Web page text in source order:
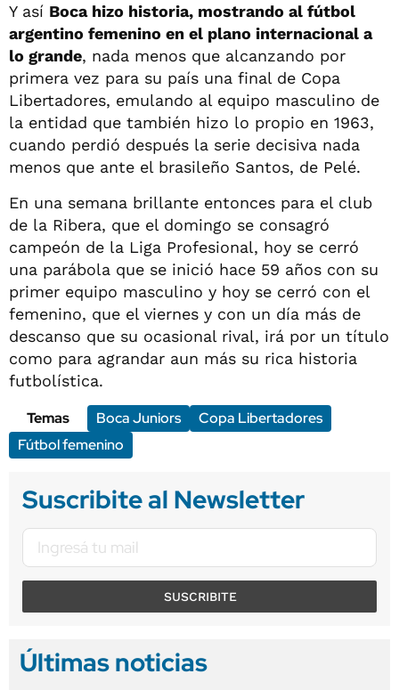
Y así Boca hizo historia, mostrando al fútbol
argentino femenino en el plano internacional a
lo grande, nada menos que alcanzando por
primera vez para su país una final de Copa
Libertadores, emulando al equipo masculino de
la entidad que también hizo lo propio en 1963,
cuando perdió después la serie decisiva nada
menos que ante el brasileño Santos, de Pelé.
En una semana brillante entonces para el club
de la Ribera, que el domingo se consagró
campeón de la Liga Profesional, hoy se cerró
una parábola que se inició hace 59 años con su
primer equipo masculino y hoy se cerró con el
femenino, que el viernes y con un día más de
descanso que su ocasional rival, irá por un título
como para agrandar aun más su rica historia
futbolística.
Temas
Boca Juniors
Copa Libertadores
Fútbol femenino
Suscribite al Newsletter
SUSCRIBITE
Últimas noticias